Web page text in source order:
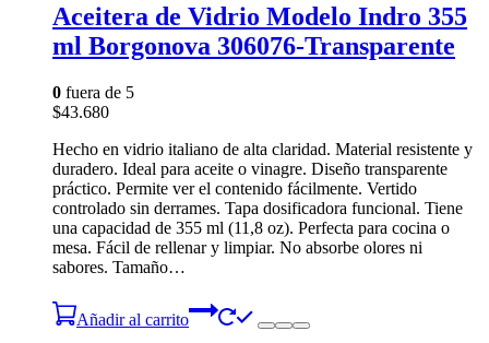
Aceitera de Vidrio Modelo Indro 355
ml Borgonova 306076-Transparente
0 fuera de 5
$43.680
Hecho en vidrio italiano de alta claridad. Material resistente y
duradero. Ideal para aceite o vinagre. Diseño transparente
práctico. Permite ver el contenido fácilmente. Vertido
controlado sin derrames. Tapa dosificadora funcional. Tiene
una capacidad de 355 ml (11,8 oz). Perfecta para cocina o
mesa. Fácil de rellenar y limpiar. No absorbe olores ni
sabores. Tamaño…
Añadir al carrito